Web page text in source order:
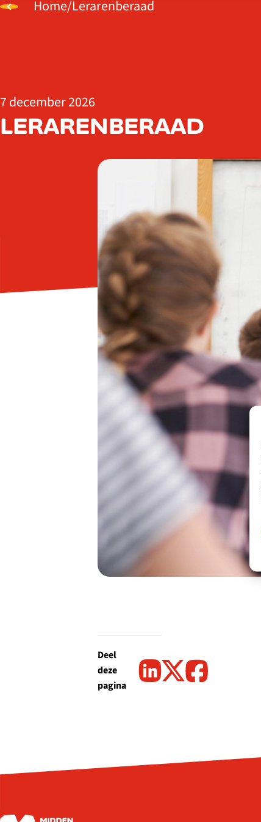
Home/Lerarenberaad
7 december 2026
LERARENBERAAD
Deel
deze
pagina